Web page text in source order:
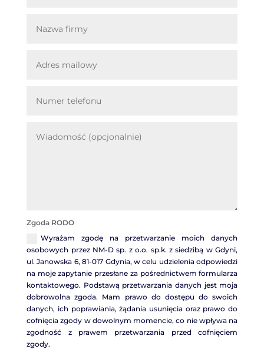
Zgoda RODO
Wyrażam zgodę na przetwarzanie moich danych
osobowych przez NM-D sp. z o.o. sp.k. z siedzibą w Gdyni,
ul. Janowska 6, 81-017 Gdynia, w celu udzielenia odpowiedzi
na moje zapytanie przesłane za pośrednictwem formularza
kontaktowego. Podstawą przetwarzania danych jest moja
dobrowolna zgoda. Mam prawo do dostępu do swoich
danych, ich poprawiania, żądania usunięcia oraz prawo do
cofnięcia zgody w dowolnym momencie, co nie wpływa na
zgodność z prawem przetwarzania przed cofnięciem
zgody.